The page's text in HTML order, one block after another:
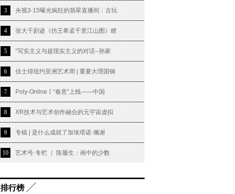
3 央视3·15曝光疯狂的翡翠直播间：古玩
4 张大千剧迹《仿王希孟千里江山图》睽
5 “写实主义与超现实主义的对话--孙家
6 佳士得纽约亚洲艺术周 | 重要大理国铜
7 Poly-Online丨“春意”上线——中国
8 XR技术与艺术创作融合的元宇宙虚拟
9 专稿 | 是什么成就了加埃塔诺·佩谢
10 艺术号·专栏 ｜ 陈履生：画中的少数
排行榜